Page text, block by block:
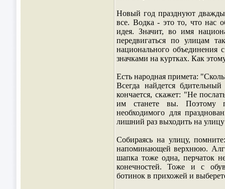
Новый год празднуют
все. Водка - это то, что нас
идея. Значит, во имя
передвигаться по улицам
национального
значками на куртках. Как
Есть народная примета:
Всегда найдется
кончается, скажет: "Не
им станете вы. Поэтому
необходимого для
лишний раз выходить на
Собираясь на улицу,
напоминающей верхнюю.
шапка тоже одна, перчаток
конечностей. Тоже и с
ботинок в прихожей и